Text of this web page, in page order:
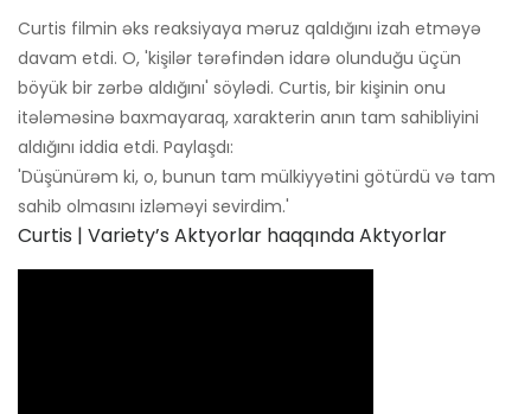
Curtis filmin əks reaksiyaya məruz qaldığını izah etməyə
davam etdi. O, 'kişilər tərəfindən idarə olunduğu üçün
böyük bir zərbə aldığını' söylədi. Curtis, bir kişinin onu
itələməsinə baxmayaraq, xarakterin anın tam sahibliyini
aldığını iddia etdi. Paylaşdı:
'Düşünürəm ki, o, bunun tam mülkiyyətini götürdü və tam
sahib olmasını izləməyi sevirdim.'
Curtis | Variety’s Aktyorlar haqqında Aktyorlar